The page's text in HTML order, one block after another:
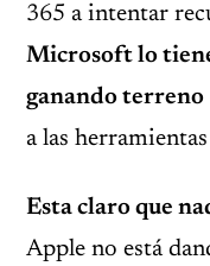
365 a intentar
Microsoft lo
ganando terreno
a las
Esta claro que
Apple no está